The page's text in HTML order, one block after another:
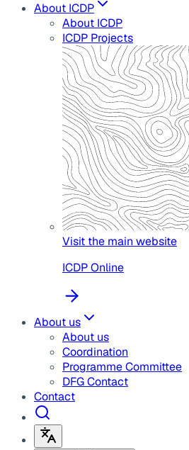
About ICDP
About ICDP
ICDP Projects
Visit the main website
ICDP Online
About us
About us
Coordination
Programme Committee
DFG Contact
Contact